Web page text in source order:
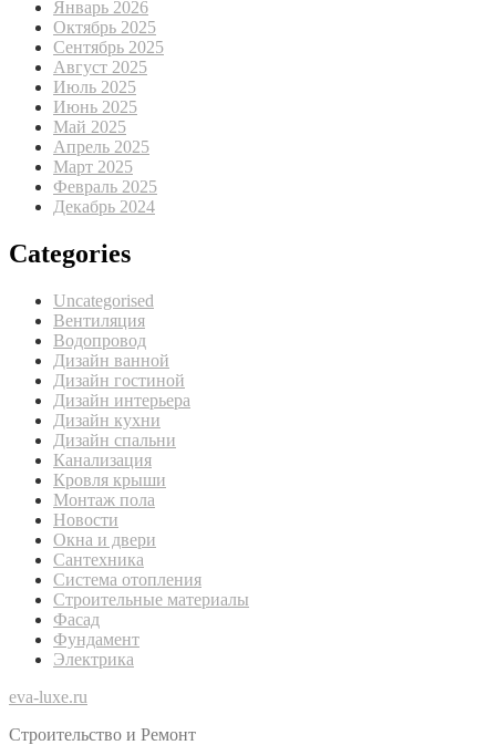
Январь 2026
Октябрь 2025
Сентябрь 2025
Август 2025
Июль 2025
Июнь 2025
Май 2025
Апрель 2025
Март 2025
Февраль 2025
Декабрь 2024
Categories
Uncategorised
Вентиляция
Водопровод
Дизайн ванной
Дизайн гостиной
Дизайн интерьера
Дизайн кухни
Дизайн спальни
Канализация
Кровля крыши
Монтаж пола
Новости
Окна и двери
Сантехника
Система отопления
Строительные материалы
Фасад
Фундамент
Электрика
eva-luxe.ru
Строительство и Ремонт